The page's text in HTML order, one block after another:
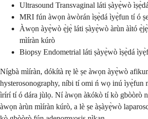
Ultrasound Transvaginal láti ṣàyẹ̀wò
MRI fún àwọn àwòrán ìṣẹ̀dá ìyẹ̀fun tí ó
Àwọn àyẹ̀wò ẹ̀jẹ̀ láti ṣàyẹ̀wò àrùn àìtó
mìíràn kúrò
Biopsy Endometrial láti ṣàyẹ̀wò ìṣẹ̀dá
Nígbà mìíràn, dókítà rẹ lè ṣe àwọn àyẹ̀wò
hysterosonography, níbi tí omi ń wọ inú ìyẹ̀fun
ìrírí tí ó dára jùlọ. Ní àwọn àkókò tí kò gbòòrò
àwọn àrùn mìíràn kúrò, a lè ṣe àṣàyẹ̀wò